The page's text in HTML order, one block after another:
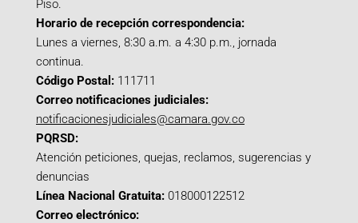
Piso.
Horario de recepción correspondencia:
Lunes a viernes, 8:30 a.m. a 4:30 p.m., jornada
continua.
Código Postal: 111711
Correo notificaciones judiciales:
notificacionesjudiciales@camara.gov.co
PQRSD:
Atención peticiones, quejas, reclamos, sugerencias y
denuncias
Línea Nacional Gratuita: 018000122512
Correo electrónico: